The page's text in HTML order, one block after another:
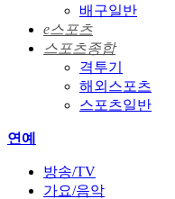
배구일반
e스포츠
스포츠종합
격투기
해외스포츠
스포츠일반
연예
방송/TV
가요/음악